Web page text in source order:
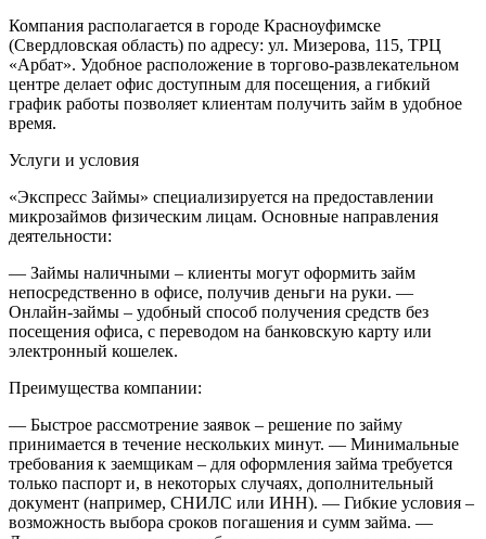
Компания располагается в городе Красноуфимске
(Свердловская область) по адресу: ул. Мизерова, 115, ТРЦ
«Арбат». Удобное расположение в торгово-развлекательном
центре делает офис доступным для посещения, а гибкий
график работы позволяет клиентам получить займ в удобное
время.
Услуги и условия
«Экспресс Займы» специализируется на предоставлении
микрозаймов физическим лицам. Основные направления
деятельности:
— Займы наличными – клиенты могут оформить займ
непосредственно в офисе, получив деньги на руки. —
Онлайн-займы – удобный способ получения средств без
посещения офиса, с переводом на банковскую карту или
электронный кошелек.
Преимущества компании:
— Быстрое рассмотрение заявок – решение по займу
принимается в течение нескольких минут. — Минимальные
требования к заемщикам – для оформления займа требуется
только паспорт и, в некоторых случаях, дополнительный
документ (например, СНИЛС или ИНН). — Гибкие условия –
возможность выбора сроков погашения и сумм займа. —